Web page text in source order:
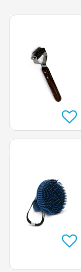
Op=Op